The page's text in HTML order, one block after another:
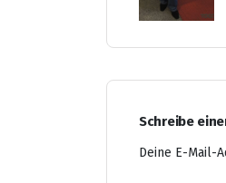
Schreibe
Deine E-Mail-